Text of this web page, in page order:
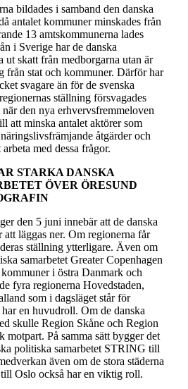
bildades i samband den danska
antalet kommuner minskades från
13 amtskommunerna lades
i Sverige har de danska
ut skatt från medborgarna utan är
från stat och kommuner. Därför har
svagare än för de svenska
ställning försvagades
den nya erhvervsfremmeloven
att minska antalet aktörer som
åtgärder och
med dessa frågor.
STARKA DANSKA
ÖVER ÖRESUND
den 5 juni innebär att de danska
läggas ner. Om regionerna får
ställning ytterligare. Även om
samarbetet Greater Copenhagen
i östra Danmark och
fyra regionerna Hovedstaden,
som i dagsläget står för
en huvudroll. Om de danska
skulle Region Skåne och Region
motpart. På samma sätt bygger det
politiska samarbetet STRING till
även om de stora städerna
Oslo också har en viktig roll.